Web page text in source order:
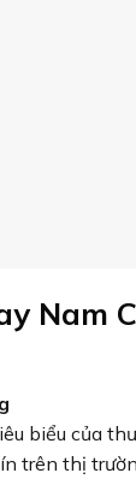
Nam
biểu của
trên thị